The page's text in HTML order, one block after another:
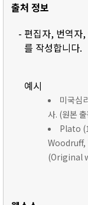
출처 정보
- 편집자, 번역자
를 작성합니다.
예시
미국심
사. (원본
Plato
(Original